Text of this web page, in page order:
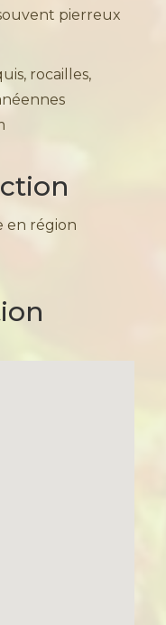
pierreux
rocailles,
en région